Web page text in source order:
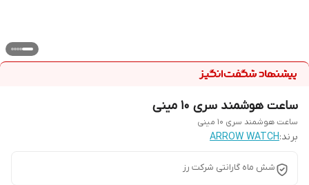
ساعت هوشمند سری ۱۰ مینی
ساعت هوشمند سری ۱۰ مینی
برند:ARROW WATCH
شش ماه گارانتی شرکت رز